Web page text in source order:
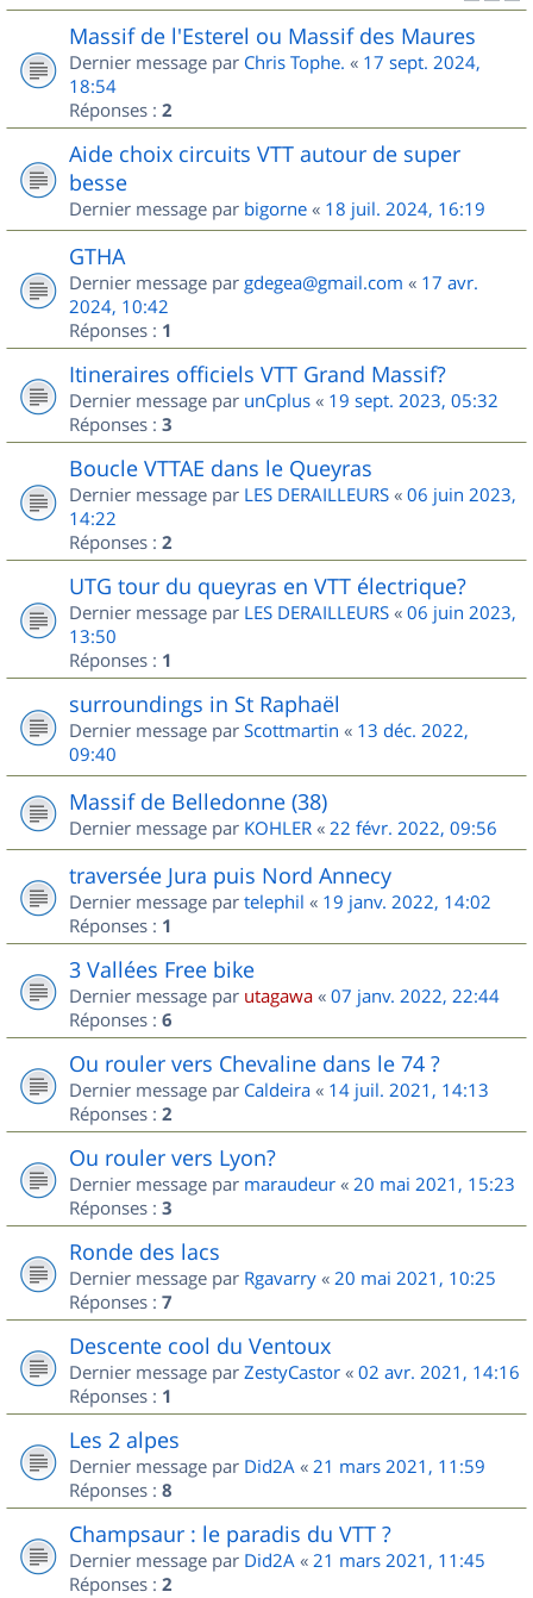
Massif de l'Esterel ou Massif des Maures
Dernier message par Chris Tophe. « 17 sept. 2024,
18:54
Réponses : 2
Aide choix circuits VTT autour de super
besse
Dernier message par bigorne « 18 juil. 2024, 16:19
GTHA
Dernier message par gdegea@gmail.com « 17 avr.
2024, 10:42
Réponses : 1
Itineraires officiels VTT Grand Massif?
Dernier message par unCplus « 19 sept. 2023, 05:32
Réponses : 3
Boucle VTTAE dans le Queyras
Dernier message par LES DERAILLEURS « 06 juin 2023,
14:22
Réponses : 2
UTG tour du queyras en VTT électrique?
Dernier message par LES DERAILLEURS « 06 juin 2023,
13:50
Réponses : 1
surroundings in St Raphaël
Dernier message par Scottmartin « 13 déc. 2022,
09:40
Massif de Belledonne (38)
Dernier message par KOHLER « 22 févr. 2022, 09:56
traversée Jura puis Nord Annecy
Dernier message par telephil « 19 janv. 2022, 14:02
Réponses : 1
3 Vallées Free bike
Dernier message par utagawa « 07 janv. 2022, 22:44
Réponses : 6
Ou rouler vers Chevaline dans le 74 ?
Dernier message par Caldeira « 14 juil. 2021, 14:13
Réponses : 2
Ou rouler vers Lyon?
Dernier message par maraudeur « 20 mai 2021, 15:23
Réponses : 3
Ronde des lacs
Dernier message par Rgavarry « 20 mai 2021, 10:25
Réponses : 7
Descente cool du Ventoux
Dernier message par ZestyCastor « 02 avr. 2021, 14:16
Réponses : 1
Les 2 alpes
Dernier message par Did2A « 21 mars 2021, 11:59
Réponses : 8
Champsaur : le paradis du VTT ?
Dernier message par Did2A « 21 mars 2021, 11:45
Réponses : 2